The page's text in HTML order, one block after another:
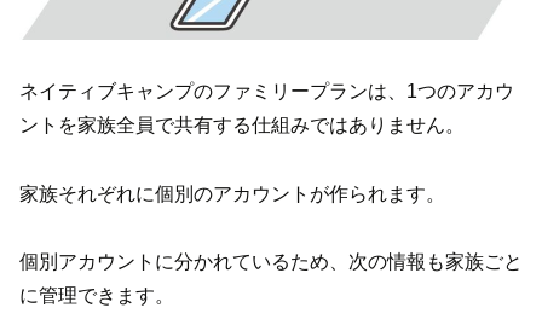
ネイティブキャンプのファミリープランは、1つのアカウ
ントを家族全員で共有する仕組みではありません。
家族それぞれに個別のアカウントが作られます。
個別アカウントに分かれているため、次の情報も家族ごと
に管理できます。